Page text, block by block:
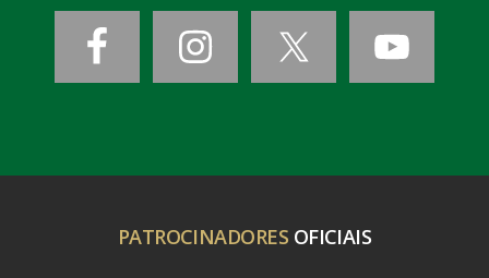
PATROCINADORES OFICIAIS